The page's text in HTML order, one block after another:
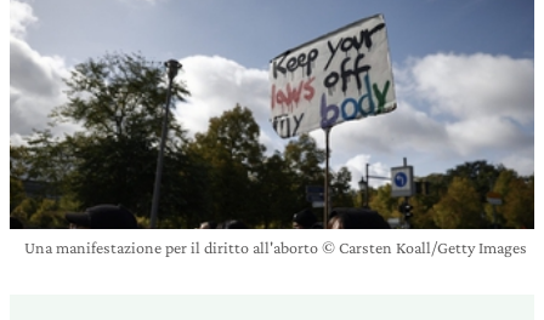
Una manifestazione per il diritto all'aborto © Carsten Koall/Getty Images